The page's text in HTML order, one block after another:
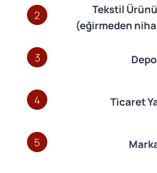
2
Tekstil
(eğirmeden
3
4 Ticaret
5